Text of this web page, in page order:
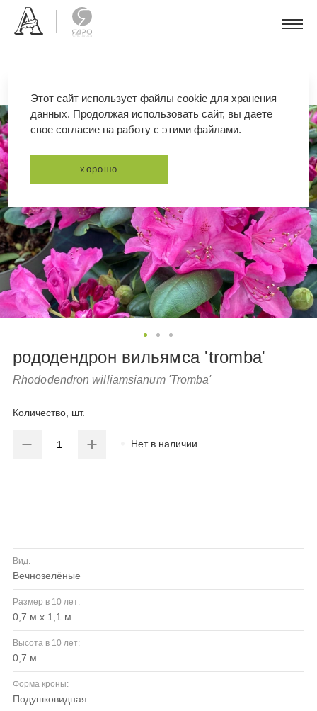
рододендрон вильямса 'tromba'
Rhododendron williamsianum 'Tromba'
Количество, шт.
Нет в наличии
Вид:
вечнозелёные
Размер в 10 лет:
0,7 м х 1,1 м
Высота в 10 лет:
0,7 м
Форма кроны:
подушковидная
Этот сайт использует файлы cookie для хранения
данных. Продолжая использовать сайт, вы даете
свое согласие на работу с этими файлами.
хорошо